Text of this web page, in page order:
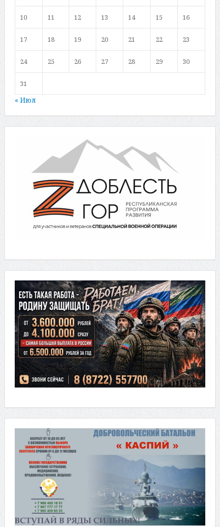
10 11 12 13 14 15 16
17 18 19 20 21 22 23
24 25 26 27 28 29 30
31
« Июл